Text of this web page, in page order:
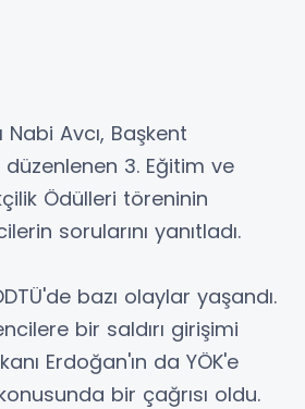
Nabi Avcı, Başkent
3. Eğitim ve
Ödülleri töreninin
sorularını yanıtladı.
bazı olaylar yaşandı.
bir saldırı girişimi
Erdoğan'ın da YÖK'e
bir çağrısı oldu.